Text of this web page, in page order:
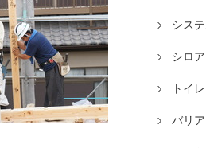
シス
シロ
トイレ
バリ